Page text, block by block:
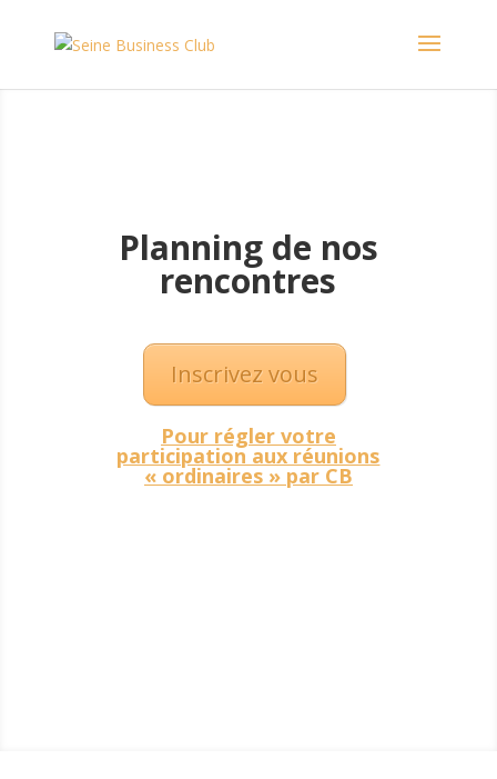
Planning de nos
rencontres
Inscrivez vous
Pour régler votre
participation aux réunions
« ordinaires » par CB